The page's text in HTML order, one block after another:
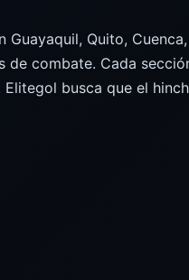
Quito,
combate. Cada
busca que el